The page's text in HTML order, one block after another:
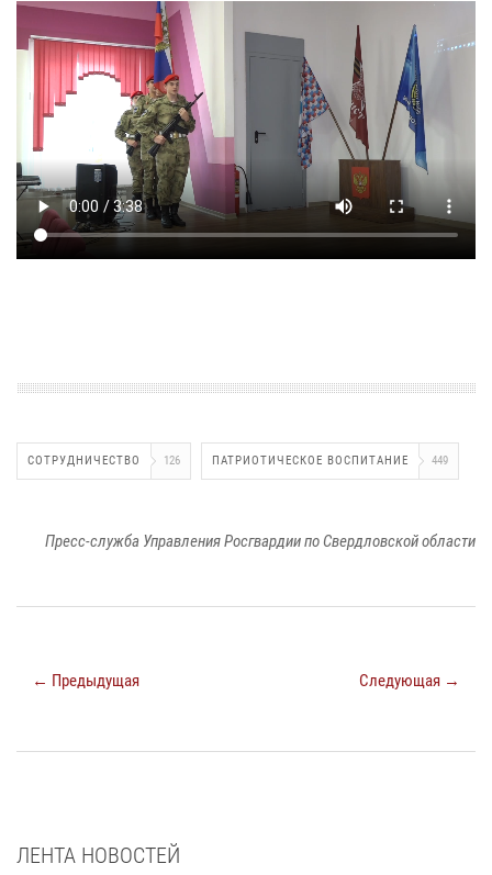
СОТРУДНИЧЕСТВО 126 ПАТРИОТИЧЕСКОЕ ВОСПИТАНИЕ 449
Пресс-служба Управления Росгвардии по Свердловской области
← Предыдущая Следующая →
ЛЕНТА НОВОСТЕЙ